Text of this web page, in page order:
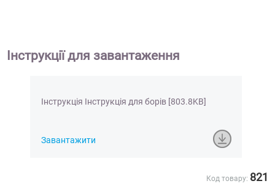
Інструкції для завантаження
Інструкція Інструкція для борів [803.8KB]
Завантажити
Код товару: 821